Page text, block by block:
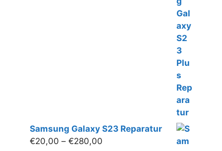
Samsung Galaxy S23 Reparatur
€20,00 – €280,00